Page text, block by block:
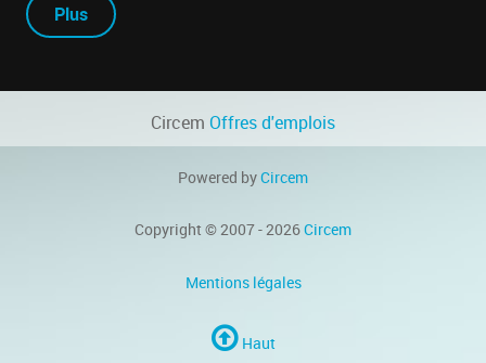
Plus
Circem Offres d'emplois
Powered byCircem
Copyright © 2007 - 2026Circem
Mentions légales
Haut